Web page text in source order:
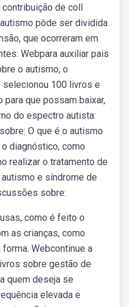
contribuição de coll
pôde ser dividida
que ocorreram em
Webpara auxiliar pais
o autismo, o
100 livros e
que possam baixar,
do espectro autista:
O que é o autismo
diagnóstico, como
realizar o tratamento de
e síndrome de
sobre:
como é feito o
as crianças, como
Webcontinue a
sobre gestão de
quem deseja se
elevada e